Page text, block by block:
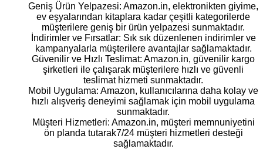
Geniş Ürün Yelpazesi: Amazon.in, elektronikten giyime,
ev eşyalarından kitaplara kadar çeşitli kategorilerde
müşterilere geniş bir ürün yelpazesi sunmaktadır.
İndirimler ve Fırsatlar: Sık sık düzenlenen indirimler ve
kampanyalarla müşterilere avantajlar sağlamaktadır.
Güvenilir ve Hızlı Teslimat: Amazon.in, güvenilir kargo
şirketleri ile çalışarak müşterilere hızlı ve güvenli
teslimat hizmeti sunmaktadır.
Mobil Uygulama: Amazon, kullanıcılarına daha kolay ve
hızlı alışveriş deneyimi sağlamak için mobil uygulama
sunmaktadır.
Müşteri Hizmetleri: Amazon.in, müşteri memnuniyetini
ön planda tutarak7/24 müşteri hizmetleri desteği
sağlamaktadır.